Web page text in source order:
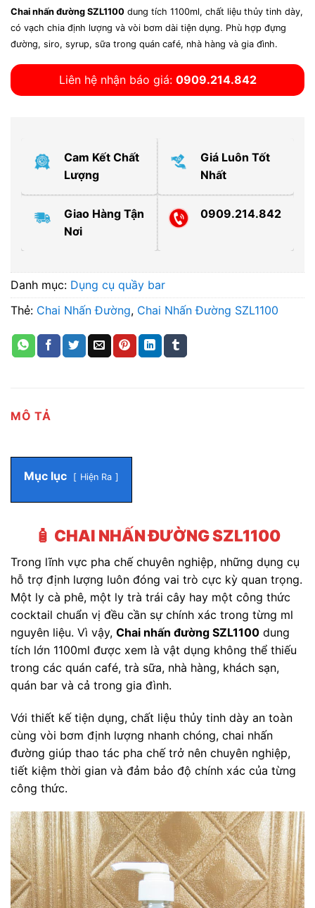
Chai nhấn đường SZL1100 dung tích 1100ml, chất liệu thủy tinh dày,
có vạch chia định lượng và vòi bơm dài tiện dụng. Phù hợp đựng
đường, siro, syrup, sữa trong quán café, nhà hàng và gia đình.
Liên hệ nhận báo giá: 0909.214.842
Cam Kết Chất
Lượng
Giá Luôn Tốt
Nhất
Giao Hàng Tận
Nơi
0909.214.842
Danh mục: Dụng cụ quầy bar
Thẻ: Chai Nhấn Đường, Chai Nhấn Đường SZL1100
MÔ TẢ
Mục lục Hiện Ra
🧴 CHAI NHẤN ĐƯỜNG SZL1100
Trong lĩnh vực pha chế chuyên nghiệp, những dụng cụ
hỗ trợ định lượng luôn đóng vai trò cực kỳ quan trọng.
Một ly cà phê, một ly trà trái cây hay một công thức
cocktail chuẩn vị đều cần sự chính xác trong từng ml
nguyên liệu. Vì vậy, Chai nhấn đường SZL1100 dung
tích lớn 1100ml được xem là vật dụng không thể thiếu
trong các quán café, trà sữa, nhà hàng, khách sạn,
quán bar và cả trong gia đình.
Với thiết kế tiện dụng, chất liệu thủy tinh dày an toàn
cùng vòi bơm định lượng nhanh chóng, chai nhấn
đường giúp thao tác pha chế trở nên chuyên nghiệp,
tiết kiệm thời gian và đảm bảo độ chính xác của từng
công thức.